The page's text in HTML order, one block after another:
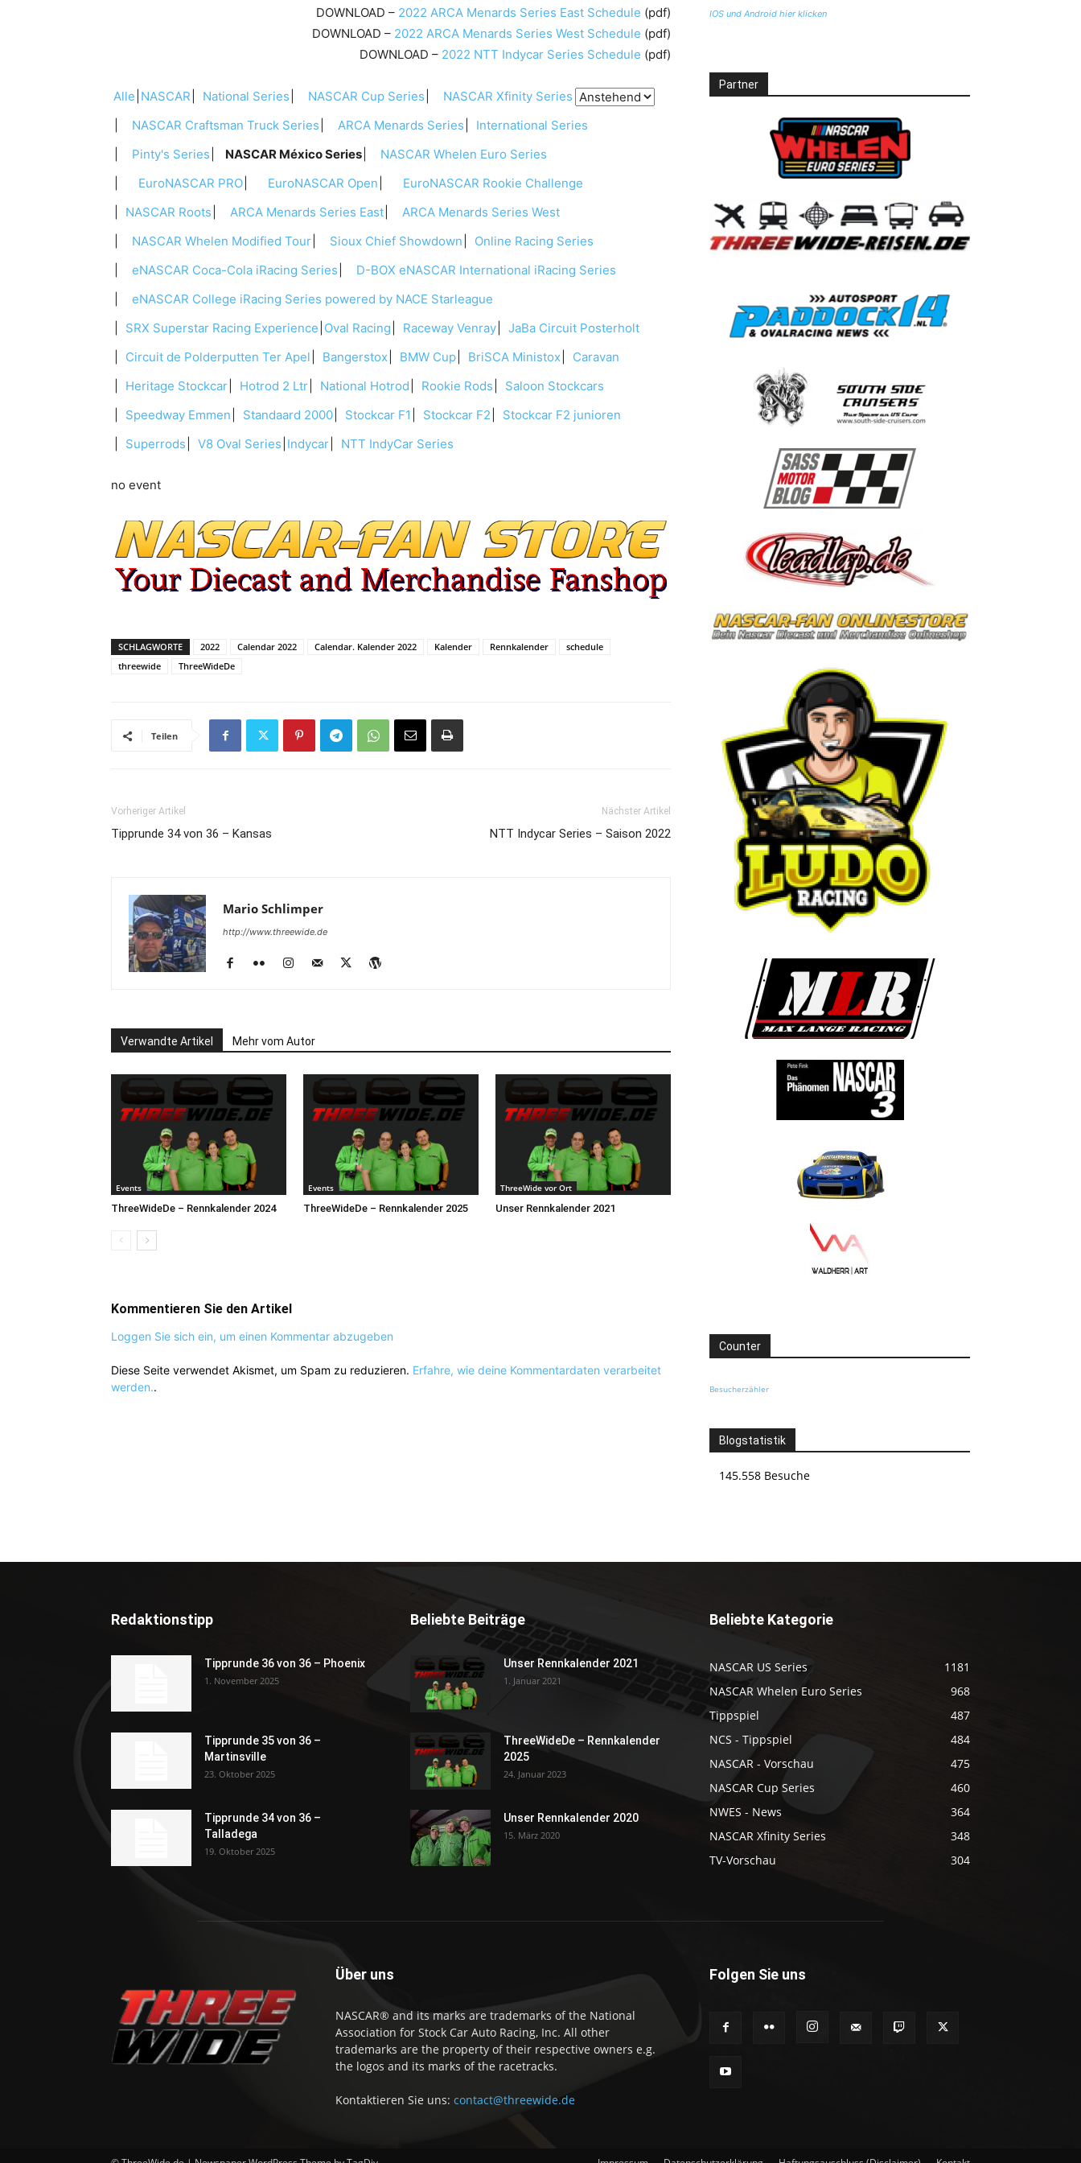
DOWNLOAD – 2022 ARCA Menards Series East Schedule (pdf)
DOWNLOAD – 2022 ARCA Menards Series West Schedule (pdf)
DOWNLOAD – 2022 NTT Indycar Series Schedule (pdf)
Alle NASCAR National Series NASCAR Cup Series
NASCAR Xfinity Series
NASCAR Craftsman Truck Series
ARCA Menards Series
International Series
Pinty's Series
NASCAR México Series
NASCAR Whelen Euro Series
EuroNASCAR PRO
EuroNASCAR Open
EuroNASCAR Rookie Challenge
NASCAR Roots
ARCA Menards Series East
ARCA Menards Series West
NASCAR Whelen Modified Tour
Sioux Chief Showdown
Online Racing Series
eNASCAR Coca-Cola iRacing Series
D-BOX eNASCAR International iRacing Series
eNASCAR College iRacing Series powered by NACE Starleague
SRX Superstar Racing Experience Oval Racing Raceway Venray
JaBa Circuit Posterholt
Circuit de Polderputten Ter Apel
Bangerstox BMW Cup BriSCA Ministox
Caravan
Heritage Stockcar
Hotrod 2 Ltr National Hotrod Rookie Rods
Saloon Stockcars
Speedway Emmen
Standaard 2000 Stockcar F1 Stockcar F2
Stockcar F2 junioren
Superrods
V8 Oval Series Indycar NTT IndyCar Series
no event
SCHLAGWORTE 2022 Calendar 2022 Calendar. Kalender 2022 Kalender Rennkalender
schedule
threewide
ThreeWideDe
Teilen
Vorheriger Artikel
Tipprunde 34 von 36 – Kansas
Nächster Artikel
NTT Indycar Series – Saison 2022
Mario Schlimper
http://www.threewide.de
Verwandte Artikel Mehr vom Autor
Events
ThreeWideDe – Rennkalender 2024
Events
ThreeWideDe – Rennkalender 2025
ThreeWide vor Ort
Unser Rennkalender 2021
Kommentieren Sie den Artikel
Loggen Sie sich ein, um einen Kommentar abzugeben
Diese Seite verwendet Akismet, um Spam zu reduzieren. Erfahre, wie deine Kommentardaten verarbeitet
werden..
IOS und Android hier klicken
Partner
Counter
Besucherzähler
Blogstatistik
145.558 Besuche
Redaktionstipp
Tipprunde 36 von 36 – Phoenix
1. November 2025
Tipprunde 35 von 36 –
Martinsville
23. Oktober 2025
Tipprunde 34 von 36 –
Talladega
19. Oktober 2025
Beliebte Beiträge
Unser Rennkalender 2021
1. Januar 2021
ThreeWideDe – Rennkalender
2025
24. Januar 2023
Unser Rennkalender 2020
15. März 2020
Beliebte Kategorie
NASCAR US Series
1181
NASCAR Whelen Euro Series
968
Tippspiel
487
NCS - Tippspiel
484
NASCAR - Vorschau
475
NASCAR Cup Series
460
NWES - News
364
NASCAR Xfinity Series
348
TV-Vorschau
304
Über uns
NASCAR® and its marks are trademarks of the National
Association for Stock Car Auto Racing, Inc. All other
trademarks are the property of their respective owners e.g.
the logos and its marks of the racetracks.
Kontaktieren Sie uns: contact@threewide.de
Folgen Sie uns